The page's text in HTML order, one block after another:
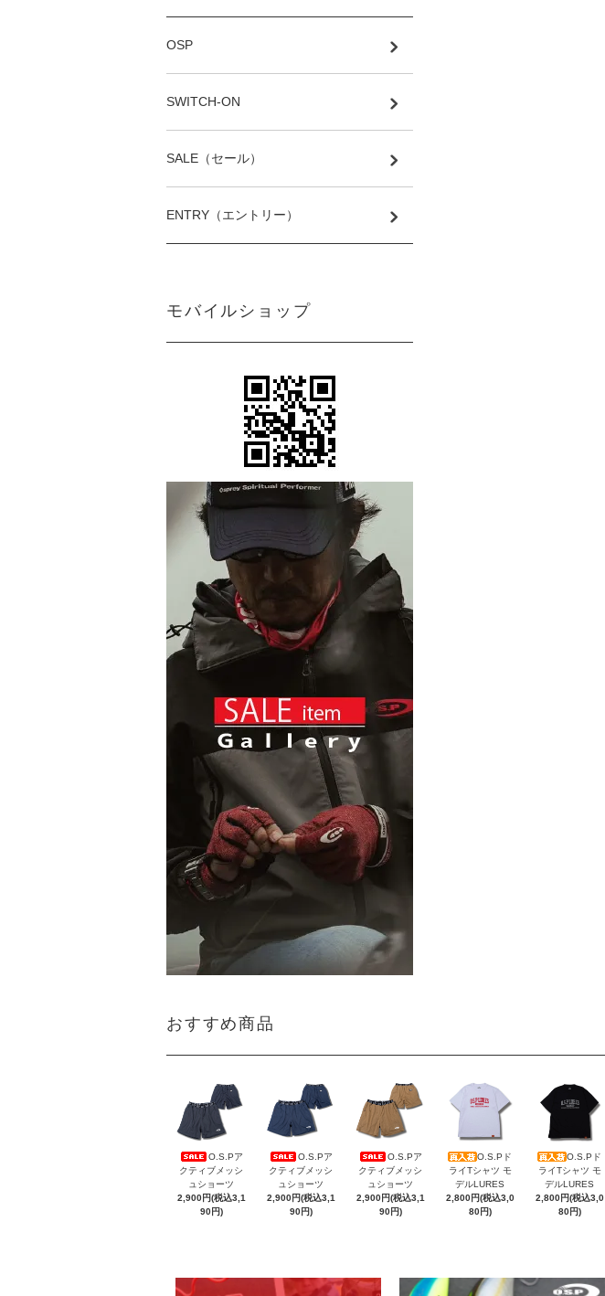
OSP
SWITCH-ON
SALE（セール）
ENTRY（エントリー）
モバイルショップ
おすすめ商品
O.S.Pア
クティブメッシ
ュショーツ
2,900円(税込3,1
90円)
O.S.Pア
クティブメッシ
ュショーツ
2,900円(税込3,1
90円)
O.S.Pア
クティブメッシ
ュショーツ
2,900円(税込3,1
90円)
O.S.Pド
ライTシャツ モ
デルLURES
2,800円(税込3,0
80円)
O.S.Pド
ライTシャツ モ
デルLURES
2,800円(税込3,0
80円)